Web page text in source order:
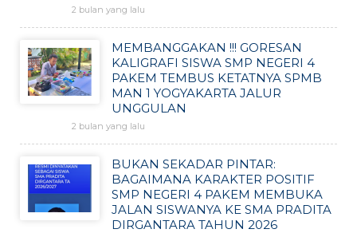
2 bulan yang lalu
MEMBANGGAKAN !!! GORESAN
KALIGRAFI SISWA SMP NEGERI 4
PAKEM TEMBUS KETATNYA SPMB
MAN 1 YOGYAKARTA JALUR
UNGGULAN
2 bulan yang lalu
BUKAN SEKADAR PINTAR:
BAGAIMANA KARAKTER POSITIF
SMP NEGERI 4 PAKEM MEMBUKA
JALAN SISWANYA KE SMA PRADITA
DIRGANTARA TAHUN 2026